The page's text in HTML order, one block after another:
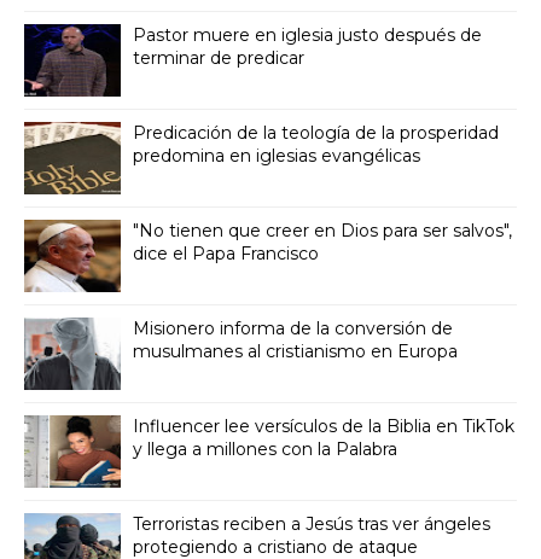
Pastor muere en iglesia justo después de
terminar de predicar
Predicación de la teología de la prosperidad
predomina en iglesias evangélicas
"No tienen que creer en Dios para ser salvos",
dice el Papa Francisco
Misionero informa de la conversión de
musulmanes al cristianismo en Europa
Influencer lee versículos de la Biblia en TikTok
y llega a millones con la Palabra
Terroristas reciben a Jesús tras ver ángeles
protegiendo a cristiano de ataque